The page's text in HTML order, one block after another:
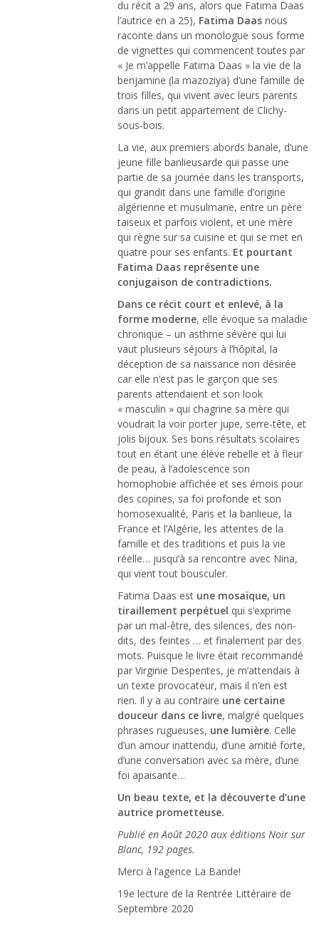
du récit a 29 ans, alors que Fatima Daas
l’autrice en a 25), Fatima Daas nous
raconte dans un monologue sous forme
de vignettes qui commencent toutes par
« Je m’appelle Fatima Daas » la vie de la
benjamine (la mazoziya) d’une famille de
trois filles, qui vivent avec leurs parents
dans un petit appartement de Clichy-
sous-bois.
La vie, aux premiers abords banale, d’une
jeune fille banlieusarde qui passe une
partie de sa journée dans les transports,
qui grandit dans une famille d’origine
algérienne et musulmane, entre un père
taiseux et parfois violent, et une mère
qui règne sur sa cuisine et qui se met en
quatre pour ses enfants. Et pourtant
Fatima Daas représente une
conjugaison de contradictions.
Dans ce récit court et enlevé, à la
forme moderne, elle évoque sa maladie
chronique – un asthme sévère qui lui
vaut plusieurs séjours à l’hôpital, la
déception de sa naissance non désirée
car elle n’est pas le garçon que ses
parents attendaient et son look
« masculin » qui chagrine sa mère qui
voudrait la voir porter jupe, serre-tête, et
jolis bijoux. Ses bons résultats scolaires
tout en étant une élève rebelle et à fleur
de peau, à l’adolescence son
homophobie affichée et ses émois pour
des copines, sa foi profonde et son
homosexualité, Paris et la banlieue, la
France et l’Algérie, les attentes de la
famille et des traditions et puis la vie
réelle… jusqu’à sa rencontre avec Nina,
qui vient tout bousculer.
Fatima Daas est une mosaïque, un
tiraillement perpétuel qui s’exprime
par un mal-être, des silences, des non-
dits, des feintes … et finalement par des
mots. Puisque le livre était recommandé
par Virginie Despentes, je m’attendais à
un texte provocateur, mais il n’en est
rien. Il y a au contraire une certaine
douceur dans ce livre, malgré quelques
phrases rugueuses, une lumière. Celle
d’un amour inattendu, d’une amitié forte,
d’une conversation avec sa mère, d’une
foi apaisante…
Un beau texte, et la découverte d’une
autrice prometteuse.
Publié en Août 2020 aux éditions Noir sur
Blanc, 192 pages.
Merci à l’agence La Bande!
19e lecture de la Rentrée Littéraire de
Septembre 2020